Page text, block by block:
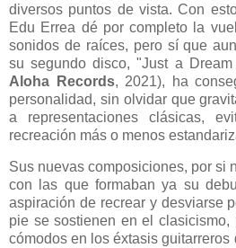
diversos puntos de vista. Con
Edu Errea dé por completo la
sonidos de raíces, pero sí que
su segundo disco, "Just a
Aloha Records, 2021), ha
personalidad, sin olvidar que
a representaciones clásicas,
recreación más o menos
Sus nuevas composiciones, por si
con las que formaban ya su
aspiración de recrear y desviarse
pie se sostienen en el clasicismo,
cómodos en los éxtasis guitarreros